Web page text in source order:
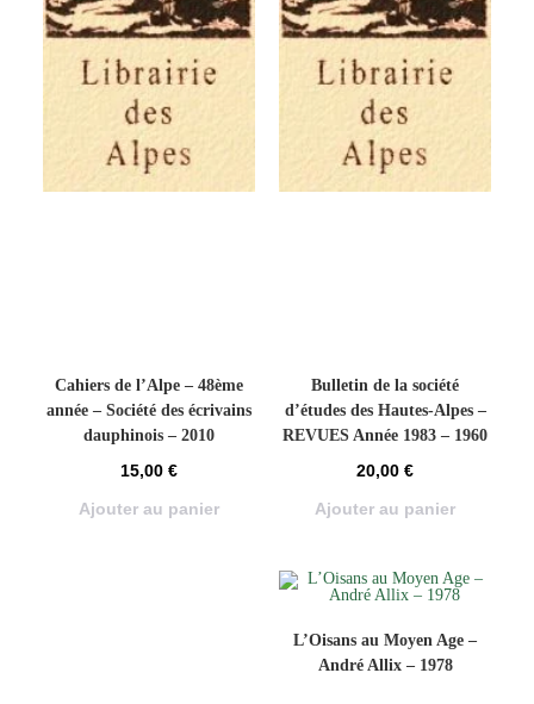
Cahiers de l’Alpe – 48ème
année – Société des écrivains
dauphinois – 2010
15,00 €
Ajouter au panier
Bulletin de la société
d’études des Hautes-Alpes –
REVUES Année 1983 – 1960
20,00€
Ajouter au panier
L’Oisans au Moyen Age –
André Allix – 1978